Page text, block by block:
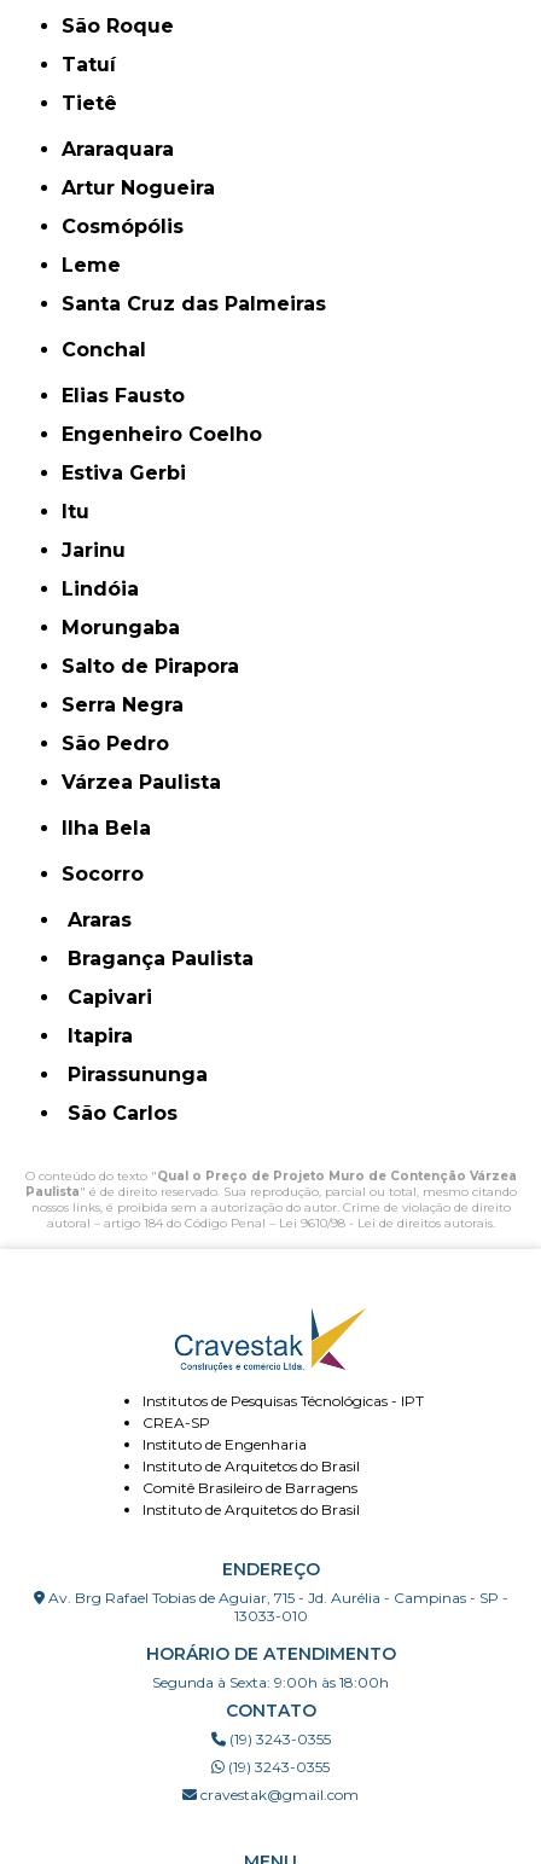
São Roque
Tatuí
Tietê
Araraquara
Artur Nogueira
Cosmópólis
Leme
Santa Cruz das Palmeiras
Conchal
Elias Fausto
Engenheiro Coelho
Estiva Gerbi
Itu
Jarinu
Lindóia
Morungaba
Salto de Pirapora
Serra Negra
São Pedro
Várzea Paulista
Ilha Bela
Socorro
Araras
Bragança Paulista
Capivari
Itapira
Pirassununga
São Carlos
O conteúdo do texto "Qual o Preço de Projeto Muro de Contenção Várzea
Paulista" é de direito reservado. Sua reprodução, parcial ou total, mesmo citando
nossos links, é proibida sem a autorização do autor. Crime de violação de direito
autoral – artigo 184 do Código Penal – Lei 9610/98 - Lei de direitos autorais.
Institutos de Pesquisas Técnológicas - IPT
CREA-SP
Instituto de Engenharia
Instituto de Arquitetos do Brasil
Comitê Brasileiro de Barragens
Instituto de Arquitetos do Brasil
ENDEREÇO
Av. Brg Rafael Tobias de Aguiar, 715 - Jd. Aurélia - Campinas - SP -
13033-010
HORÁRIO DE ATENDIMENTO
Segunda à Sexta: 9:00h às 18:00h
CONTATO
(19) 3243-0355
(19) 3243-0355
cravestak@gmail.com